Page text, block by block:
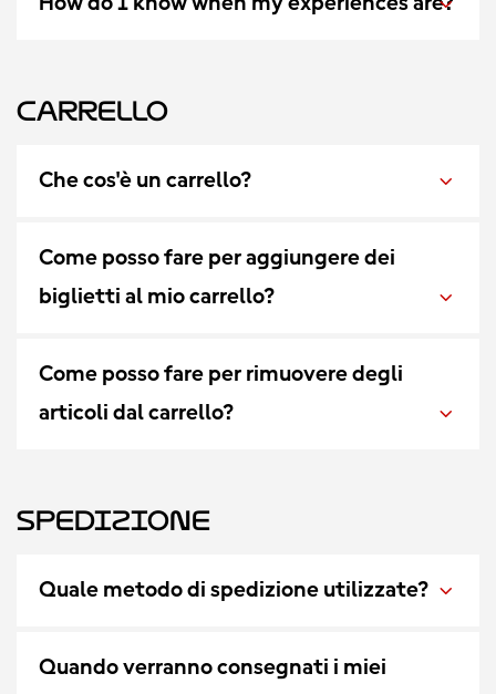
Carrello
Che cos'è un carrello?
Come posso fare per aggiungere dei
biglietti al mio carrello?
Come posso fare per rimuovere degli
articoli dal carrello?
Spedizione
Quale metodo di spedizione utilizzate?
Quando verranno consegnati i miei